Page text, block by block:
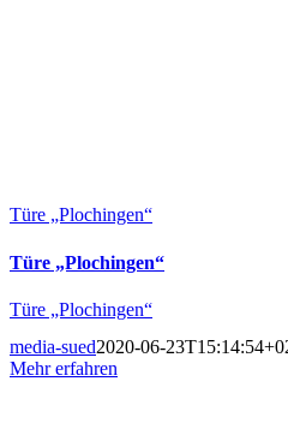
Türe „Plochingen“
Türe „Plochingen“
Türe „Plochingen“
media-sued2020-06-
Mehr erfahren